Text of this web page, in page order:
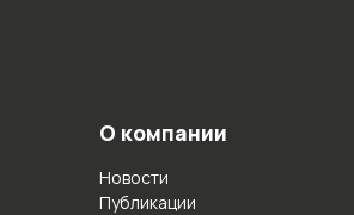
О компании
Новости
Публикации